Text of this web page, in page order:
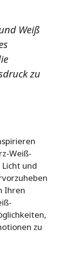
Weiß
zu
Weiß-
und
Ihren
zu